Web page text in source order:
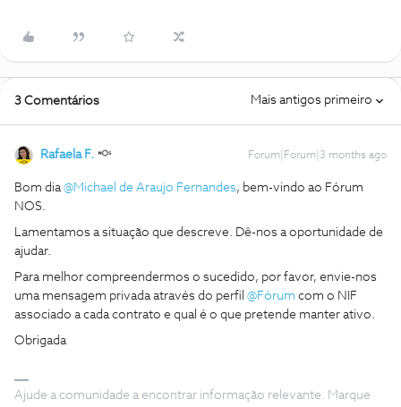
3 Comentários Mais antigos primeiro
Rafaela F. Forum|Forum|3 months ago
Bom dia ​@Michael de Araujo Fernandes, bem-vindo ao Fórum
NOS.
Lamentamos a situação que descreve. Dê-nos a oportunidade de
ajudar.
Para melhor compreendermos o sucedido, por favor, envie-nos
uma mensagem privada através do perfil ​ @Fórum com o NIF
associado a cada contrato e qual é o que pretende manter ativo.
Obrigada
Ajude a comunidade a encontrar informação relevante. Marque